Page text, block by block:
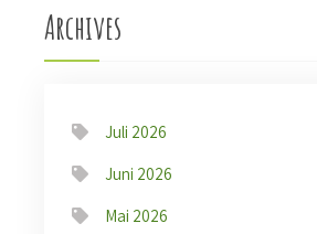
Archives
Juli 2026
Juni 2026
Mai 2026